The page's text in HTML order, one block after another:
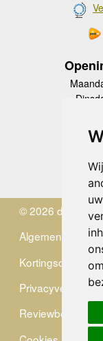
© 2026 de
Algemene
Kortingscode
Privacyverklaring
Reviewbeleid